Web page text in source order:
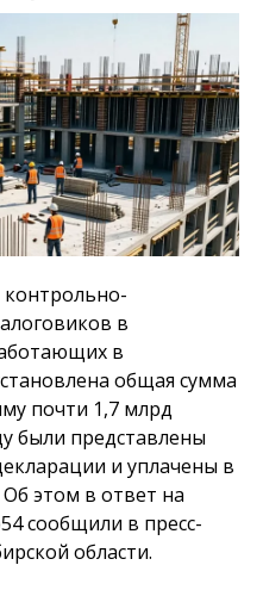
в
в
общая сумма
почти 1,7 млрд
были представлены
и уплачены в
этом в ответ на
сообщили в пресс-
области.